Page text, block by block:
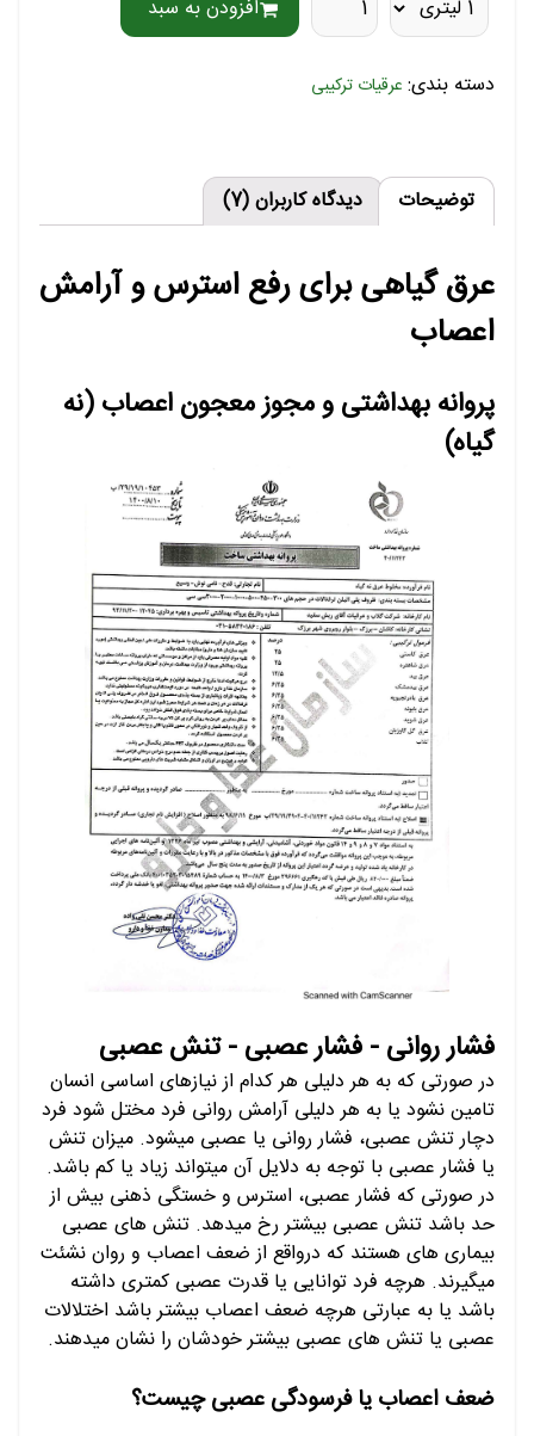
افزودن به سبد
دسته بندی: عرقیات ترکیبی
توضیحات دیدگاه کاربران (7)
عرق گیاهی برای رفع استرس و آرامش
اعصاب
پروانه بهداشتی و مجوز معجون اعصاب (نه
گیاه)
فشار روانی - فشار عصبی - تنش عصبی
در صورتی که به هر دلیلی هر کدام از نیازهای اساسی انسان
تامین نشود یا به هر دلیلی آرامش روانی فرد مختل شود فرد
دچار تنش عصبی، فشار روانی یا عصبی میشود. میزان تنش
یا فشار عصبی با توجه به دلایل آن میتواند زیاد یا کم باشد.
در صورتی که فشار عصبی، استرس و خستگی ذهنی بیش از
حد باشد تنش عصبی بیشتر رخ میدهد. تنش های عصبی
بیماری های هستند که درواقع از ضعف اعصاب و روان نشئت
میگیرند. هرچه فرد توانایی یا قدرت عصبی کمتری داشته
باشد یا به عبارتی هرچه ضعف اعصاب بیشتر باشد اختلالات
عصبی یا تنش های عصبی بیشتر خودشان را نشان میدهند.
ضعف اعصاب یا فرسودگی عصبی چیست؟